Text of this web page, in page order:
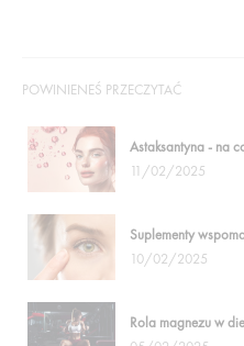
POWINIENEŚ PRZECZYTAĆ
Astaksantyna - na
11/02/2025
Suplementy
10/02/2025
Rola magnezu w